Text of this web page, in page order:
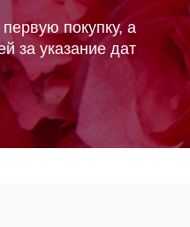
покупку, а
за указание дат